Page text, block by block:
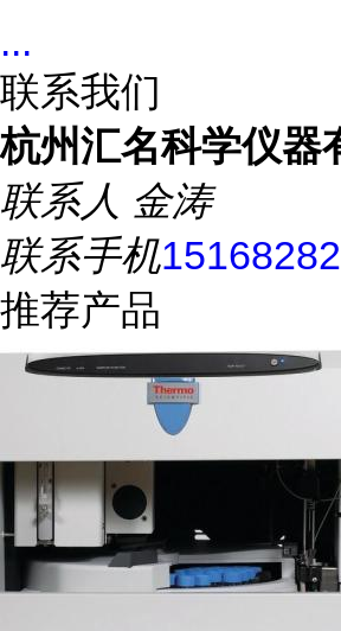
...
联系我们
杭州汇名科学仪器
联系人 金涛
联系手机
推荐产品